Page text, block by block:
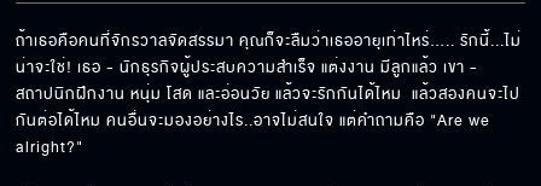
ถ้าเธอคือคนที่จักรวาลจัดสรรมา คุณก็จะลืมว่าเธออายุเท่าไหร่….. รักนี้...ไม่
น่าจะใช่! เธอ - นักธุรกิจผู้ประสบความสำเร็จ แต่งงาน มีลูกแล้ว เขา -
สถาปนิกฝึกงาน หนุ่ม โสด และอ่อนวัย แล้วจะรักกันได้ไหม  แล้วสองคนจะไป
กันต่อได้ไหม คนอื่นจะมองอย่างไร..อาจไม่สนใจ แต่คำถามคือ "Are we
alright?"